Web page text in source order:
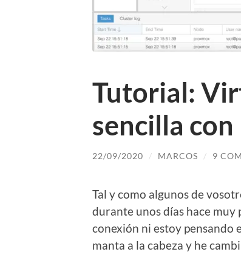
Tutorial:
sencilla
22/09/2020 / MARCOS / 9
Tal y como algunos de
durante unos días hace muy
conexión ni estoy pensando
manta a la cabeza y he